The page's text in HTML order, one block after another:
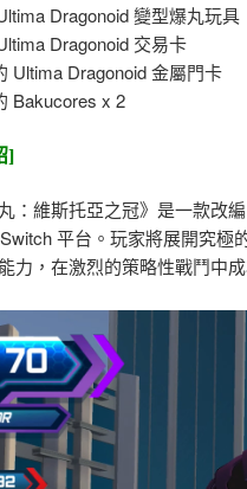
Dragonoid 變型爆丸玩具
Dragonoid 交易卡
Ultima Dragonoid 金屬門卡
Bakucores x 2
]
維斯托亞之冠》是一款改編
平台。玩家將展開究
力，在激烈的策略性戰鬥中